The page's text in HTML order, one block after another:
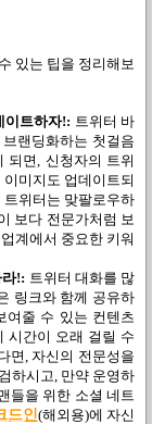
있는 팁을 정리해보
이트하자!: 트위터 바
랜딩화하는 첫걸음
되면
신청자의 트위
미지도 업데이트되
트위터는 맞팔로우하
보다 전문가처럼 보
계에서 중요한 키워
라!: 트위터 대화를 많
링크와 함께 공유하
여줄 수 있는 컨텐츠
시간이 오래 걸릴 수
면 ,자신의 전문성을
하시고 만약 운영하
들을 위한 소셜 네트
드인 (해외용)에 자신